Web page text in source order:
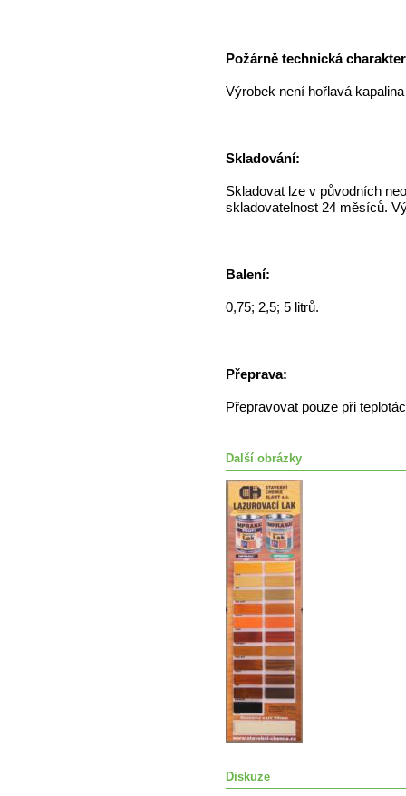
Požárně technická
Výrobek není hořlavá
Skladování:
Skladovat lze v původních
skladovatelnost 24 měsíců.
Balení:
0,75; 2,5; 5 litrů.
Přeprava:
Přepravovat pouze při
Další obrázky
Diskuze